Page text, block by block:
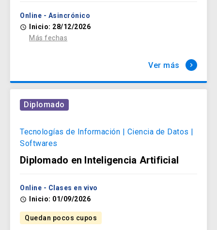
Online - Asincrónico
access_time
Inicio: 28/12/2026
Más fechas
Ver más keyboard_arrow_right
Diplomado
Tecnologías de Información | Ciencia de Datos |
Softwares
Diplomado en Inteligencia Artificial
Online - Clases en vivo
access_time Inicio: 01/09/2026
Quedan pocos cupos